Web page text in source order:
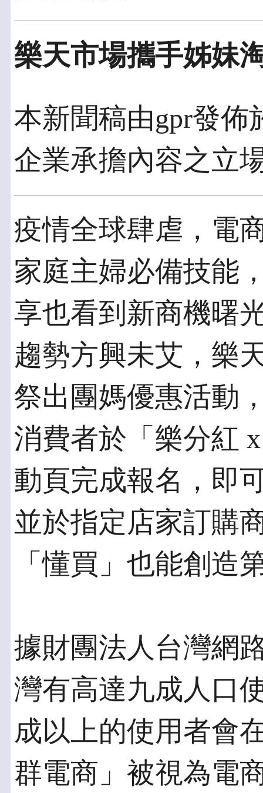
樂天市場攜手姊妹
本新聞稿由gpr發佈
企業承擔內容之立
疫情全球肆虐，電
家庭主婦必備技能
享也看到新商機曙
趨勢方興未艾，樂
祭出團媽優惠活動
消費者於「樂分紅
動頁完成報名，即
並於指定店家訂購
「懂買」也能創造
據財團法人台灣網
灣有高達九成人口
成以上的使用者會
群電商」被視為電